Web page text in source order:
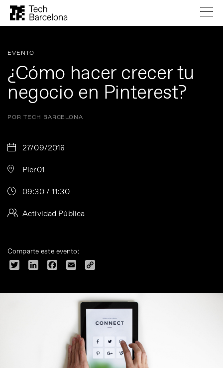
EVENTO
¿Cómo hacer crecer tu
negocio en Pinterest?
POR TECH BARCELONA
27/09/2018
Pier01
09:30 / 11:30
Actividad Pública
Comparte este evento:
Twitter LinkedInFacebook
Email